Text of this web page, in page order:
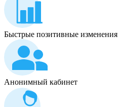
Быстрые позитивные
Анонимный кабинет